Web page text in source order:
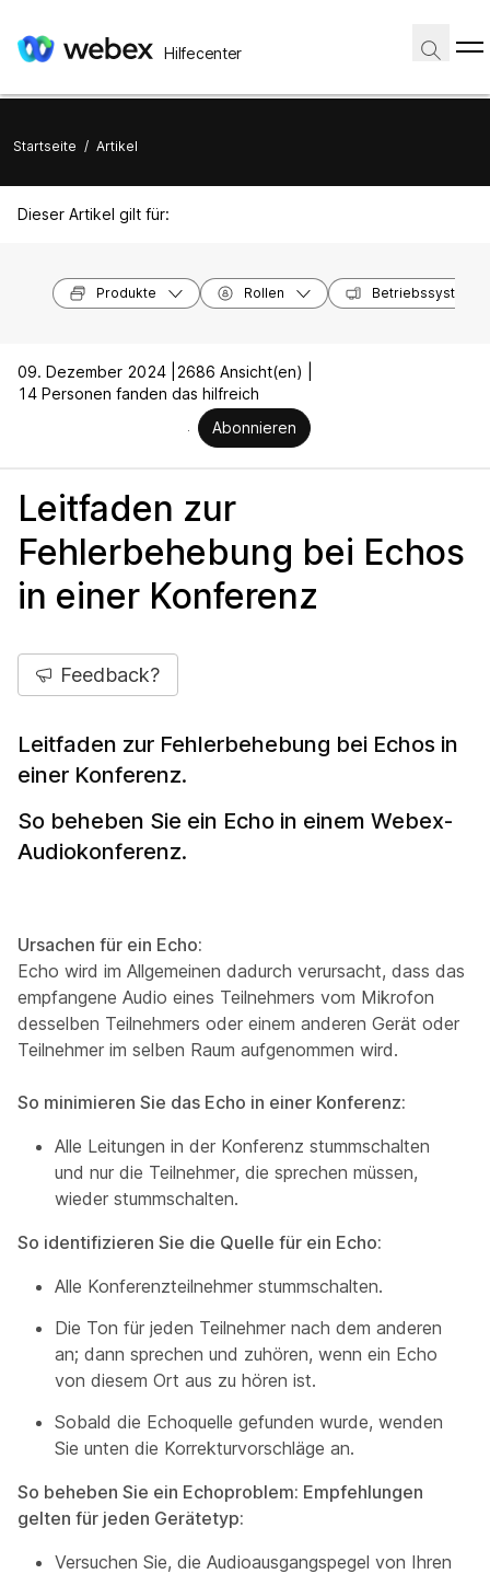
Hilfecenter
Startseite / Artikel
Dieser Artikel gilt für:
Produkte Rollen Betriebssysteme
09. Dezember 2024 |
2686 Ansicht(en) |
14 Personen fanden das hilfreich
Abonnieren
Leitfaden zur
Fehlerbehebung bei Echos
in einer Konferenz
Feedback?
Leitfaden zur Fehlerbehebung bei Echos in
einer Konferenz.
So beheben Sie ein Echo in einem Webex-
Audiokonferenz.
Ursachen für ein Echo:
Echo wird im Allgemeinen dadurch verursacht, dass das
empfangene Audio eines Teilnehmers vom Mikrofon
desselben Teilnehmers oder einem anderen Gerät oder
Teilnehmer im selben Raum aufgenommen wird.
So minimieren Sie das Echo in einer Konferenz:
Alle Leitungen in der Konferenz stummschalten
und nur die Teilnehmer, die sprechen müssen,
wieder stummschalten.
So identifizieren Sie die Quelle für ein Echo:
Alle Konferenzteilnehmer stummschalten.
Die Ton für jeden Teilnehmer nach dem anderen
an; dann sprechen und zuhören, wenn ein Echo
von diesem Ort aus zu hören ist.
Sobald die Echoquelle gefunden wurde, wenden
Sie unten die Korrekturvorschläge an.
So beheben Sie ein Echoproblem: Empfehlungen
gelten für jeden Gerätetyp:
Versuchen Sie, die Audioausgangspegel von Ihren